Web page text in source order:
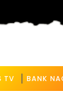
TV BANK